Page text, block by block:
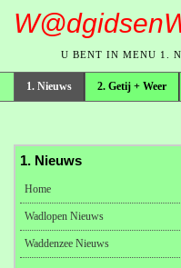
U BENT IN MENU 1.
1. Nieuws 2. Getij + Weer
1. Nieuws
Home
Wadlopen Nieuws
Waddenzee Nieuws